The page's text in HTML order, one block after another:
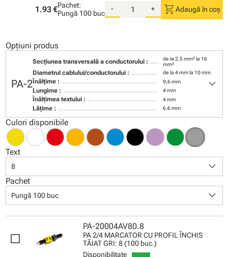
1.93 €Pachet:
Pungă 100 buc
- + shopping_cart Adaugă în coș
Opțiuni produs
PA-2
Secţiunea transversală a conductorului :
de la 2,5 mm² la 16
mm²
Diametrul cablului/conductorului : de la 4 mm la 10 mm
Înălţime : 9,6 mm
Lungime : 4 mm
Înălţimea textului : 4 mm
Lăţime : 6,6 mm
keyboard_arrow_down
Culori disponibile
Text
8 keyboard_arrow_down
Pachet
Pungă 100 buc keyboard_arrow_down
PA-20004AV80.8
PA 2/4 MARCATOR CU PROFIL ÎNCHIS
TĂIAT GRI: 8 (100 buc.)
Disponibilitate